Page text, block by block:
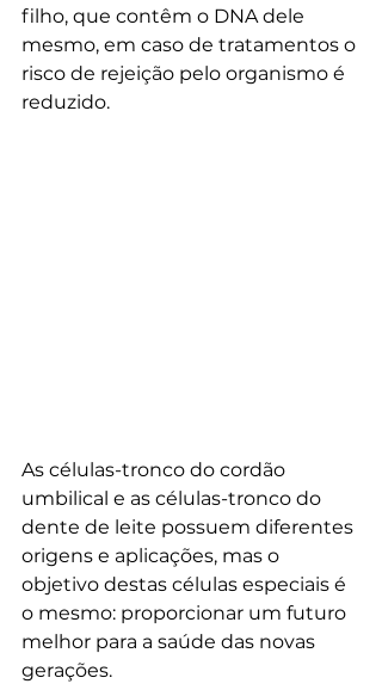
filho, que contêm o DNA dele
mesmo, em caso de tratamentos o
risco de rejeição pelo organismo é
reduzido.
As células-tronco do cordão
umbilical e as células-tronco do
dente de leite possuem diferentes
origens e aplicações, mas o
objetivo destas células especiais é
o mesmo: proporcionar um futuro
melhor para a saúde das novas
gerações.